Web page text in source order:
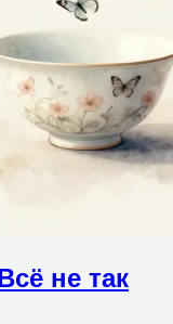
не так